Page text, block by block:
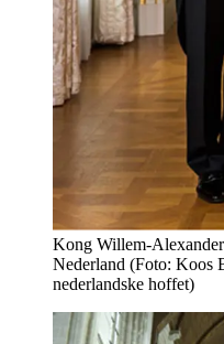
Kong Willem-
Nederland (Foto: Koos
nederlandske hoffet)